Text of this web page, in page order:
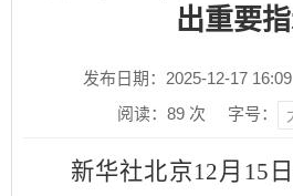
出重要
发布日期：2025-12-17 16:09
阅读： 89 次 字号：
新华社北京12月15